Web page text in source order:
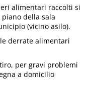
alimentari raccolti si
della sala
(vicino asilo).
derrate alimentari
per gravi problemi
a domicilio